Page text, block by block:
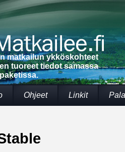
matkailun ykköskohteet
tuoreet tiedot samassa
paketissa.
Ohjeet Linkit